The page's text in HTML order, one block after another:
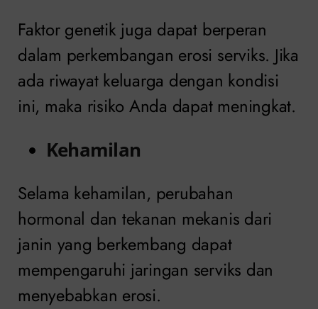
Faktor genetik juga dapat berperan
dalam perkembangan erosi serviks. Jika
ada riwayat keluarga dengan kondisi
ini, maka risiko Anda dapat meningkat.
Kehamilan
Selama kehamilan, perubahan
hormonal dan tekanan mekanis dari
janin yang berkembang dapat
mempengaruhi jaringan serviks dan
menyebabkan erosi.